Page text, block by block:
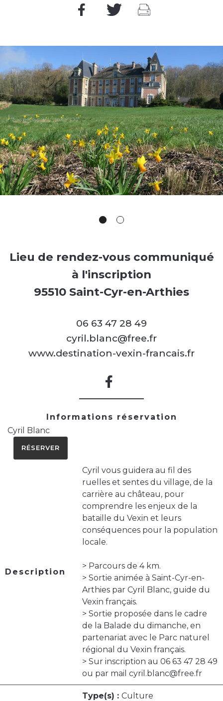
Lieu de rendez-vous communiqué
à l'inscription
95510 Saint-Cyr-en-Arthies
06 63 47 28 49
cyril.blanc@free.fr
www.destination-vexin-francais.fr
Informations réservation
Cyril Blanc
RÉSERVER
Description
Cyril vous guidera au fil des
ruelles et sentes du village, de la
carrière au château, pour
comprendre les enjeux de la
bataille du Vexin et leurs
conséquences pour la population
locale.
> Parcours de 4 km.
> Sortie animée à Saint-Cyr-en-
Arthies par Cyril Blanc, guide du
Vexin français.
> Sortie proposée dans le cadre
de la Balade du dimanche, en
partenariat avec le Parc naturel
régional du Vexin français.
> Sur inscription au 06 63 47 28 49
ou par mail cyril.blanc@free.fr
Type(s) : Culture